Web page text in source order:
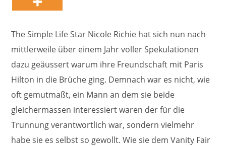
The Simple Life Star Nicole Richie hat sich nun nach
mittlerweile über einem Jahr voller Spekulationen
dazu geäussert warum ihre Freundschaft mit Paris
Hilton in die Brüche ging. Demnach war es nicht, wie
oft gemutmaßt, ein Mann an dem sie beide
gleichermassen interessiert waren der für die
Trunnung verantwortlich war, sondern vielmehr
habe sie es selbst so gewollt. Wie sie dem Vanity Fair